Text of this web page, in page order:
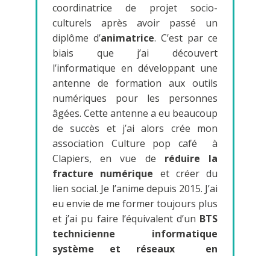
coordinatrice de projet socio-
culturels après avoir passé un
diplôme d’animatrice. C’est par ce
biais que j’ai découvert
l’informatique en développant une
antenne de formation aux outils
numériques pour les personnes
âgées. Cette antenne a eu beaucoup
de succès et j’ai alors crée mon
association Culture pop café à
Clapiers, en vue de réduire la
fracture numérique et créer du
lien social. Je l’anime depuis 2015. J’ai
eu envie de me former toujours plus
et j’ai pu faire l’équivalent d’un BTS
technicienne informatique
système et réseaux en